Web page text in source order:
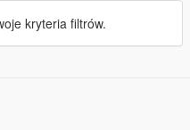
kryteria filtrów.